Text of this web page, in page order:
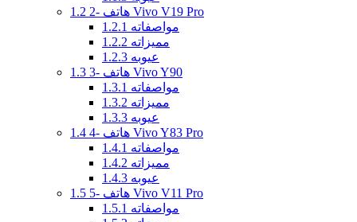
1.2
2- هاتف Vivo V19 Pro
1.2.1 مواصفاته
1.2.2 مميزاته
1.2.3 عيوبه
1.3
3- هاتف Vivo Y90
1.3.1 مواصفاته
1.3.2 مميزاته
1.3.3 عيوبه
1.4
4- هاتف Vivo Y83 Pro
1.4.1 مواصفاته
1.4.2 مميزاته
1.4.3 عيوبه
1.5
5- هاتف Vivo V11 Pro
1.5.1 مواصفاته